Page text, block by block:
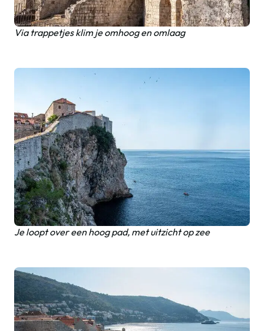
Via trappetjes klim je omhoog en omlaag
Je loopt over een hoog pad, met uitzicht op zee